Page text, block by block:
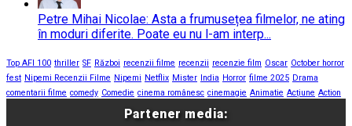
Petre Mihai Nicolae: Asta a frumusețea filmelor, ne ating
în moduri diferite. Poate eu nu l-am interp...
Top AFI 100 thriller SF Război recenzii filme recenzii recenzie film Oscar October horror
fest Nipemi Recenzii Filme Nipemi Netflix Mister India Horror filme 2025 Drama
comentarii filme comedy Comedie cinema românesc cinemagie Animatie Acțiune Action
Partener media: